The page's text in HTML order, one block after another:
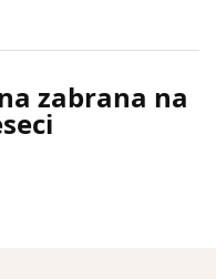
zabrana na